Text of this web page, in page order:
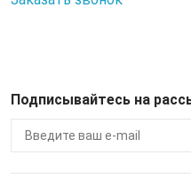
Подписывайтесь на